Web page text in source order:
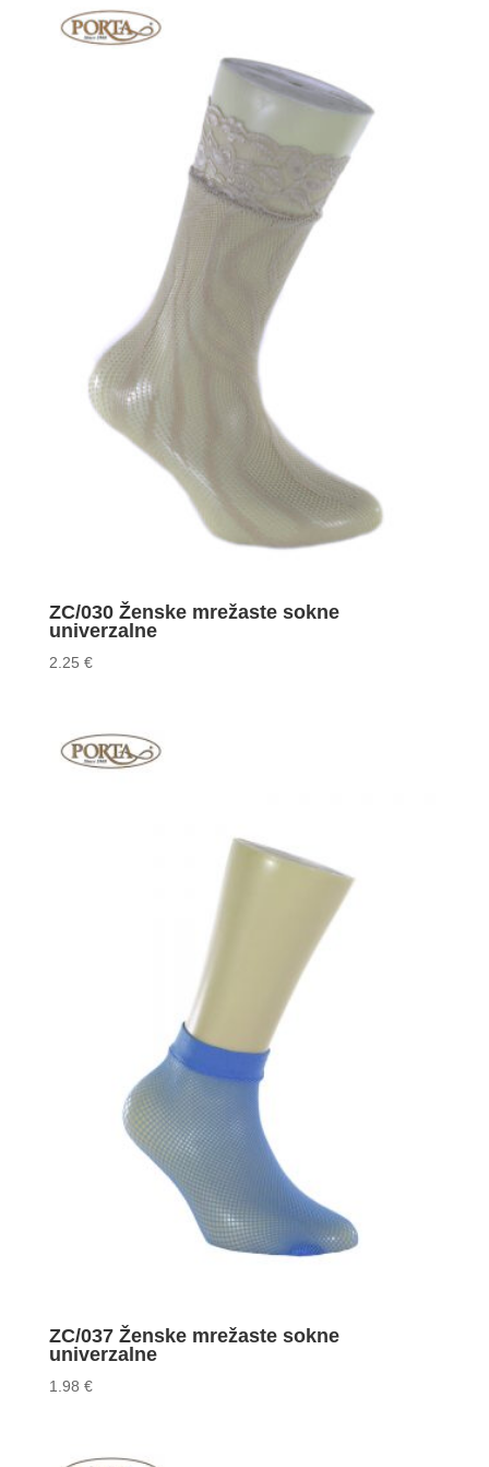
ZC/030 Ženske mrežaste sokne
univerzalne
2.25 €
ZC/037 Ženske mrežaste sokne
univerzalne
1.98 €